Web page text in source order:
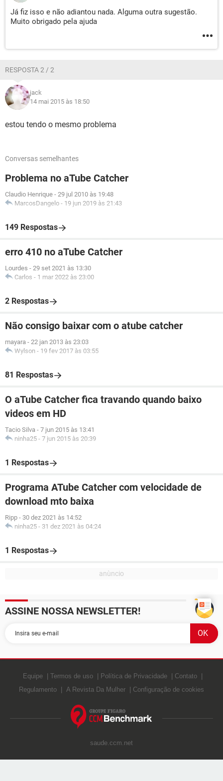
Já fiz isso e não adiantou nada. Alguma outra sugestão.
Muito obrigado pela ajuda
RESPOSTA 2 / 2
jack
14 mai 2015 às 18:50
estou tendo o mesmo problema
Conversas semelhantes
Problema no aTube Catcher
Claudio Henrique - 29 jul 2010 às 19:48
MarcosDangelo - 19 jun 2019 às 21:43
149 Respostas
erro 410 no aTube Catcher
Lourdes - 29 set 2021 às 13:30
Carlos - 1 mar 2022 às 23:00
2 Respostas
Não consigo baixar com o atube catcher
mayara - 22 jan 2013 às 23:03
Wylson - 19 fev 2017 às 03:55
81 Respostas
O aTube Catcher fica travando quando baixo
videos em HD
Tacio Silva - 7 jun 2015 às 13:41
ninha25 - 7 jun 2015 às 20:39
1 Respostas
Programa ATube Catcher com velocidade de
download mto baixa
Ripp - 30 dez 2021 às 14:52
ninha25 - 31 dez 2021 às 04:24
1 Respostas
ASSINE NOSSA NEWSLETTER!
Equipe Termos de uso Política de Privacidade
Contato
Regulamento
A Revista Da Mulher Configuração de cookies
saude.ccm.net